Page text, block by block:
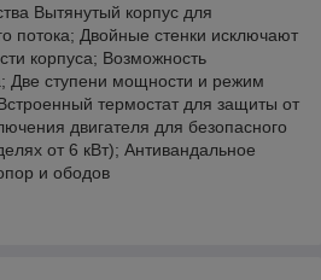
Вытянутый корпус для
потока; Двойные стенки исключают
корпуса; Возможность
Две ступени мощности и режим
термостат для защиты от
двигателя для безопасного
от 6 кВт); Антивандальное
и ободов